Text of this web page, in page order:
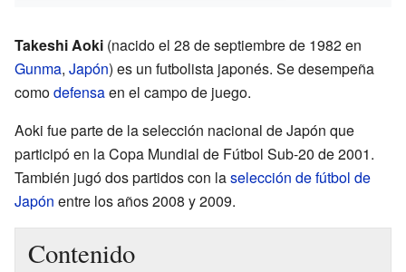
Takeshi Aoki (nacido el 28 de septiembre de 1982 en
Gunma, Japón) es un futbolista japonés. Se desempeña
comodefensaen el campo de juego.
Aoki fue parte de la selección nacional de Japón que
participó en la Copa Mundial de Fútbol Sub-20 de 2001.
También jugó dos partidos con laselección de fútbol de
Japón entre los años 2008 y 2009.
Contenido